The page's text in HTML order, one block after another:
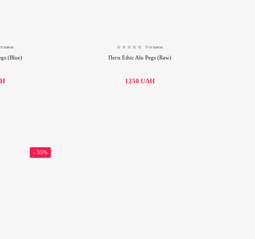
(Blue)
0 отзывов
Пеги Ethic Alu Pegs (Raw)
1250 UAH
- 35%